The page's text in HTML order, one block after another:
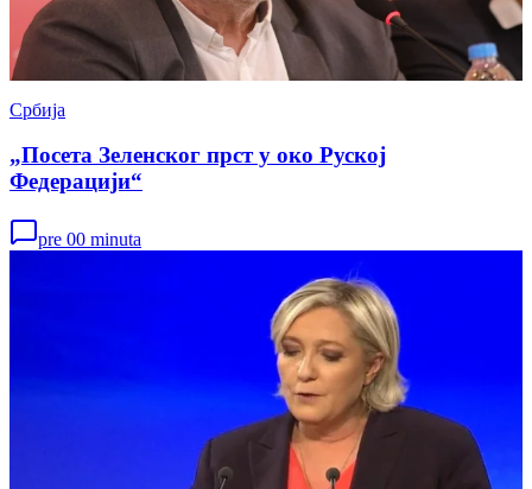
Србија
„Посета Зеленског прст у око Руској
Федерацији“
pre 00 minuta